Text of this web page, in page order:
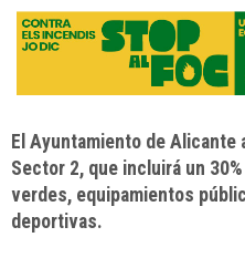
El Ayuntamiento de Alicante
Sector 2, que incluirá un
verdes, equipamientos
deportivas.